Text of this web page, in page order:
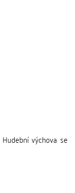
výchova se